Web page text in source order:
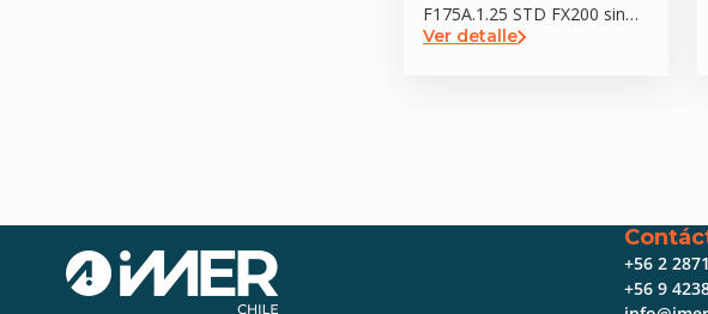
F175A.1.25 STD FX200 sin
estabilizador trasero
Ver detalle
+56 2
+56 9